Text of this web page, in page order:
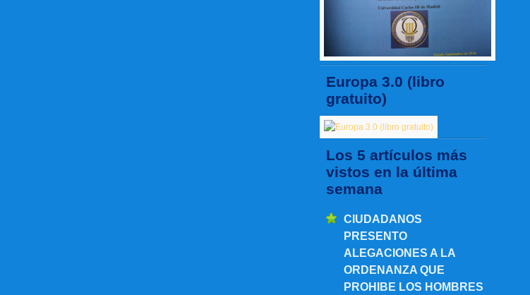
Europa 3.0 (libro
gratuito)
Los 5 artículos más
vistos en la última
semana
CIUDADANOS
PRESENTO
ALEGACIONES A LA
ORDENANZA QUE
PROHIBE LOS HOMBRES